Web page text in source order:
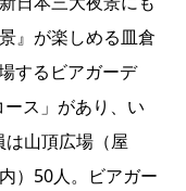
』が楽しめる皿倉
するビアガーデ
ス」があり、い
山頂広場（屋
）50人。ビアガー